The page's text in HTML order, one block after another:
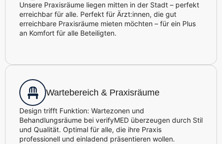
Unsere Praxisräume liegen mitten in der Stadt – perfekt
erreichbar für alle. Perfekt für Ärzt:innen, die gut
erreichbare Praxisräume mieten möchten – für ein Plus
an Komfort für alle Beteiligten.
Wartebereich & Praxisräume
Design trifft Funktion: Wartezonen und
Behandlungsräume bei verifyMED überzeugen durch Stil
und Qualität. Optimal für alle, die ihre Praxis
professionell und einladend präsentieren wollen.